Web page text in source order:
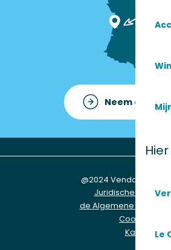
Le
Neem
@2024 Vendays-
Juridische
de Algemene
Cookies
Kaart